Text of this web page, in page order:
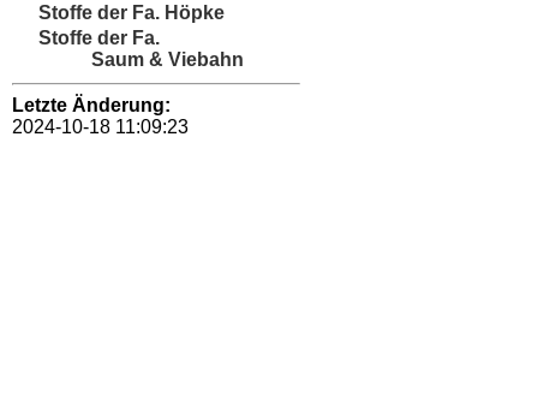
Stoffe der Fa. Höpke
Stoffe der Fa.
Saum & Viebahn
Letzte Änderung:
2024-10-18 11:09:23